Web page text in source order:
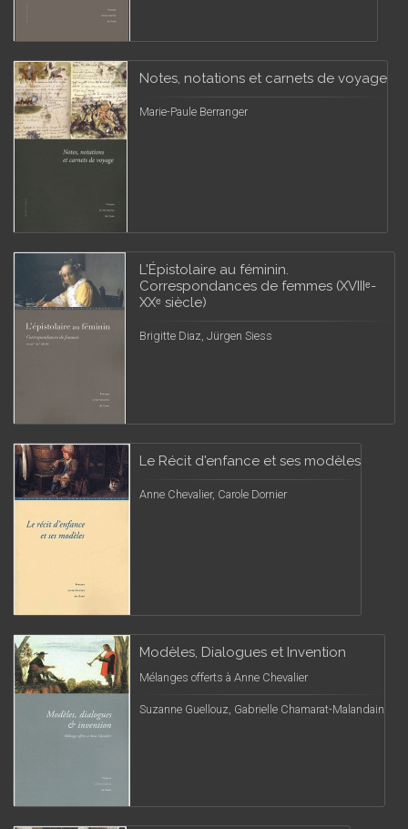
Notes, notations et carnets de voyage
Marie-Paule Berranger
L'Épistolaire au féminin.
Correspondances de femmes (XVIIIᵉ-
XXᵉ siècle)
Brigitte Diaz, Jürgen Siess
Le Récit d'enfance et ses modèles
Anne Chevalier, Carole Dornier
Modèles, Dialogues et Invention
Mélanges offerts à Anne Chevalier
Suzanne Guellouz, Gabrielle Chamarat-Malandain